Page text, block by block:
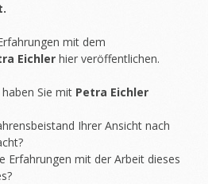
mit dem
Eichler hier veröffentlichen.
Sie mit Petra Eichler
Ihrer Ansicht nach
Erfahrungen mit der Arbeit dieses